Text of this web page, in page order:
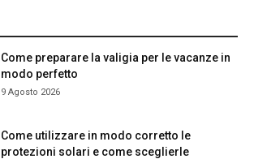
Come preparare la valigia per le vacanze in
modo perfetto
9 Agosto 2026
Come utilizzare in modo corretto le
protezioni solari e come sceglierle